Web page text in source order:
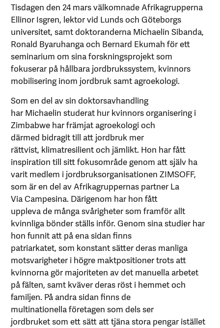
Tisdagen den 24 mars välkomnade Afrikagrupperna
Ellinor Isgren, lektor vid Lunds och Göteborgs
universitet, samt doktoranderna Michaelin Sibanda,
Ronald Byaruhanga och Bernard Ekumah för ett
seminarium om sina forskningsprojekt som
fokuserar på hållbara jordbrukssystem, kvinnors
mobilisering inom jordbruk samt agroekologi.
Som en del av sin doktorsavhandling
har Michaelin studerat hur kvinnors organisering i
Zimbabwe har främjat agroekologi och
därmed bidragit till att jordbruk mer
rättvist, klimatresilient och jämlikt. Hon har fått
inspiration till sitt fokusområde genom att själv ha
varit medlem i jordbruksorganisationen ZIMSOFF,
som är en del av Afrikagruppernas partner La
Via Campesina. Därigenom har hon fått
uppleva de många svårigheter som framför allt
kvinnliga bönder ställs inför. Genom sina studier har
hon funnit att på ena sidan finns
patriarkatet, som konstant sätter deras manliga
motsvarigheter i högre maktpositioner trots att
kvinnorna gör majoriteten av det manuella arbetet
på fälten, samt kväver deras röst i hemmet och
familjen. På andra sidan finns de
multinationella företagen som dels ser
jordbruket som ett sätt att tjäna stora pengar istället